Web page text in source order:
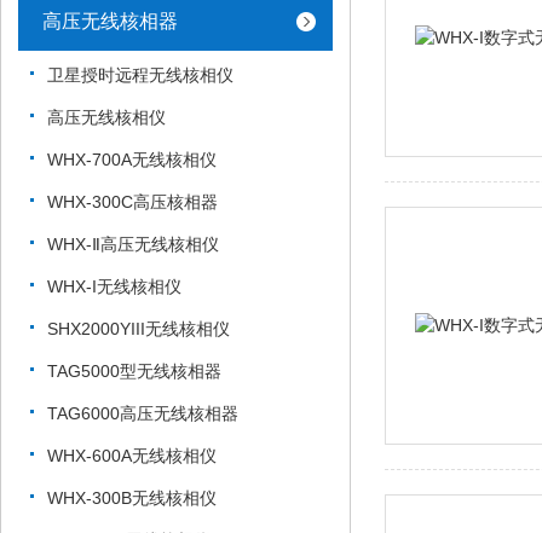
高压无线核相器
卫星授时远程无线核相仪
高压无线核相仪
WHX-700A无线核相仪
WHX-300C高压核相器
WHX-Ⅱ高压无线核相仪
WHX-I无线核相仪
SHX2000YIII无线核相仪
TAG5000型无线核相器
TAG6000高压无线核相器
WHX-600A无线核相仪
WHX-300B无线核相仪